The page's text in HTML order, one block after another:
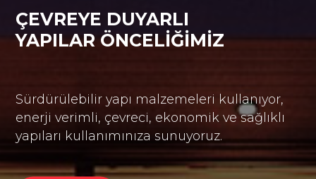
ÇEVREYE DUYARLI
YAPILAR ÖNCELIĞIMIZ
Sürdürülebilir yapı malzemeleri kullanıyor,
enerji verimli, çevreci, ekonomik ve sağlıklı
yapıları kullanımınıza sunuyoruz.